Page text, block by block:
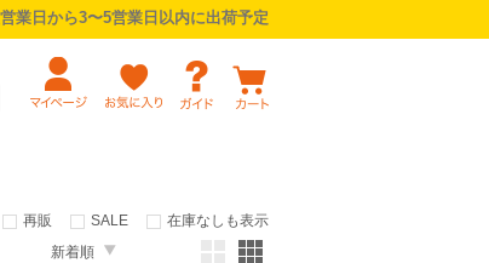
業日から3〜5営業日以内に出荷予定
再販 SALE
在庫なしも表示
新着順